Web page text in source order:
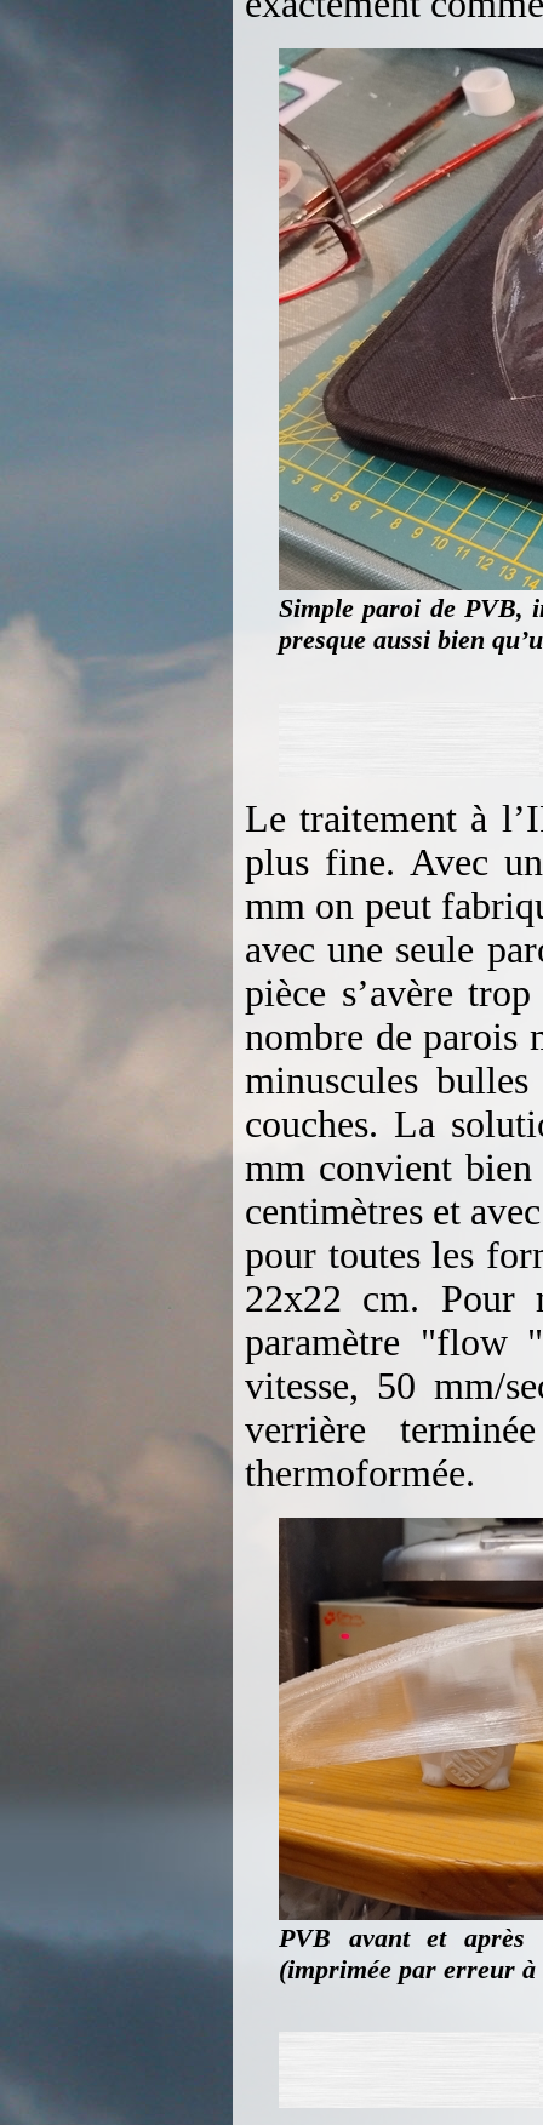
Simple paroi de PVB,
presque aussi bien
Le traitement à
plus fine. Avec
mm on peut
avec une seule
pièce s’avère
nombre de parois
minuscules
couches. La
mm convient bien
centimètres et
pour toutes les
22x22 cm. Pour
paramètre "flow
vitesse, 50 mm/
verrière
thermoformée.
PVB avant et après
(imprimée par erreur à